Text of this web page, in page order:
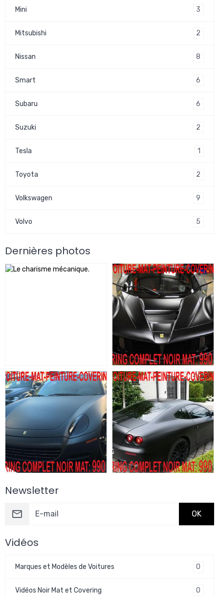
Mini 3
Mitsubishi 2
Nissan 8
Smart 6
Subaru 6
Suzuki 2
Tesla 1
Toyota 2
Volkswagen 9
Volvo 5
Dernières photos
Newsletter
OK
Vidéos
Marques et Modèles de Voitures 0
Vidéos Noir Mat et Covering 0